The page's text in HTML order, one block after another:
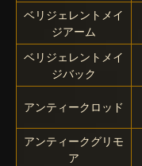
ベリジェレントメイ
ジアーム
ベリジェレントメイ
ジバック
アンティークロッド
アンティークグリモ
ア